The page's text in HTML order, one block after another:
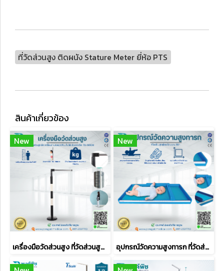
ที่วัดส่วนสูง ติดผนัง Stature Meter ยี่ห้อ PTS
สินค้าเกี่ยวข้อง
New
เครื่องมือวัดส่วนสูง ที่วัดส่วนสูงเด็ก เคลื่อนย้ายสะดวก/พับเก็บได้
New
อุปกรณ์วัดความสูงทารก ที่วัดส่วนสูงเด็กพร้อมเบาะ สีฟ้า